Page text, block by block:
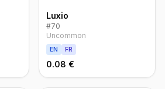
Luxio
#70
Uncommon
EN FR
0.08 €